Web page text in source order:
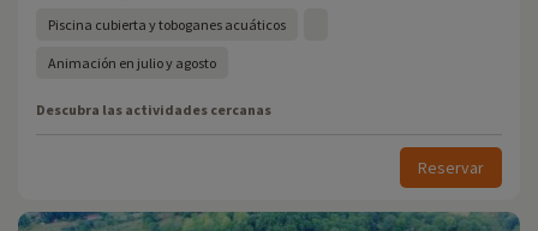
Piscina cubierta y toboganes acuáticos
Animación en julio y agosto
Descubra las actividades cercanas
Reservar